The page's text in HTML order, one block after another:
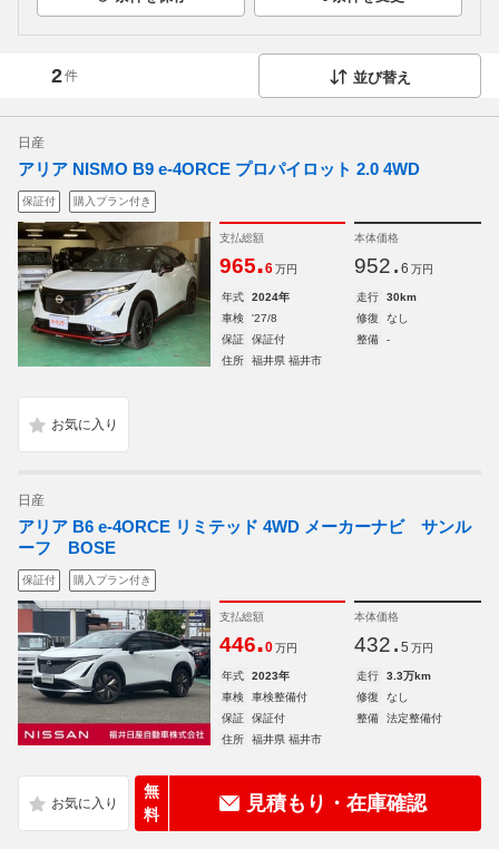
2件 並び替え
日産
アリア NISMO B9 e-4ORCE プロパイロット 2.0 4WD
保証付 購入プラン付き
支払総額
965.6 万円
本体価格
952. 6 万円
年式 2024年 走行
30km
車検
'27/8 修復
なし
保証
保証付 整備
-
住所
福井県 福井市
日産
アリア B6 e-4ORCE リミテッド 4WD メーカーナビ サンル
ーフ BOSE
保証付 購入プラン付き
支払総額
446.0 万円
本体価格
432. 5 万円
年式 2023年 走行
3.3万km
車検
車検整備付 修復
なし
保証
保証付 整備
法定整備付
住所
福井県 福井市
無
料
見積もり・在庫確認